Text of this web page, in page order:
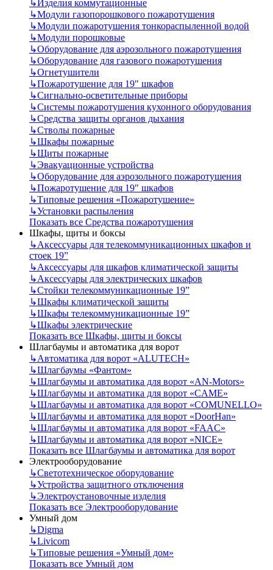
↳Изделия коммутационные
↳Модули газопорошкового пожаротушения
↳Модули пожаротушения тонкораспыленной водой
↳Модули порошковые
↳Оборудование для аэрозольного пожаротушения
↳Оборудование для газового пожаротушения
↳Огнетушители
↳Пожаротушение для 19" шкафов
↳Сигнально-осветительные приборы
↳Системы пожаротушения кухонного оборудования
↳Средства защиты органов дыхания
↳Стволы пожарные
↳Шкафы пожарные
↳Щиты пожарные
↳Эвакуационные устройства
↳Оборудование для аэрозольного пожаротушения
↳Пожаротушение для 19" шкафов
↳Типовые решения «Пожаротушение»
↳Установки распыления
Показать все Средства пожаротушения
Шкафы, щиты и боксы
↳Аксессуары для телекоммуникационных шкафов и
стоек 19”
↳Аксессуары для шкафов климатической защиты
↳Аксессуары для электрических шкафов
↳Стойки телекоммуникационные 19”
↳Шкафы климатической защиты
↳Шкафы телекоммуникационные 19”
↳Шкафы электрические
Показать все Шкафы, щиты и боксы
Шлагбаумы и автоматика для ворот
↳Автоматика для ворот «ALUTECH»
↳Шлагбаумы «Фантом»
↳Шлагбаумы и автоматика для ворот «AN-Motors»
↳Шлагбаумы и автоматика для ворот «CAME»
↳Шлагбаумы и автоматика для ворот «COMUNELLO»
↳Шлагбаумы и автоматика для ворот «DoorHan»
↳Шлагбаумы и автоматика для ворот «FAAC»
↳Шлагбаумы и автоматика для ворот «NICE»
Показать все Шлагбаумы и автоматика для ворот
Электрооборудование
↳Светотехническое оборудование
↳Устройства защитного отключения
↳Электроустановочные изделия
Показать все Электрооборудование
Умный дом
↳Digma
↳Livicom
↳Типовые решения «Умный дом»
Показать все Умный дом